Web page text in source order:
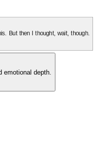
But then I thought, wait, though.
depth.